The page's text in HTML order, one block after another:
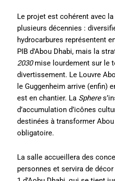
Le projet est cohérent avec
plusieurs décennies :
hydrocarbures représentent
PIB d’Abou Dhabi, mais la
2030mise lourdement sur le
divertissement. Le Louvre
le Guggenheim arrive (enfin)
est en chantier. La Sphere
d’accumulation d’icônes
destinées à transformer
obligatoire.
La salle accueillera des
personnes et servira de